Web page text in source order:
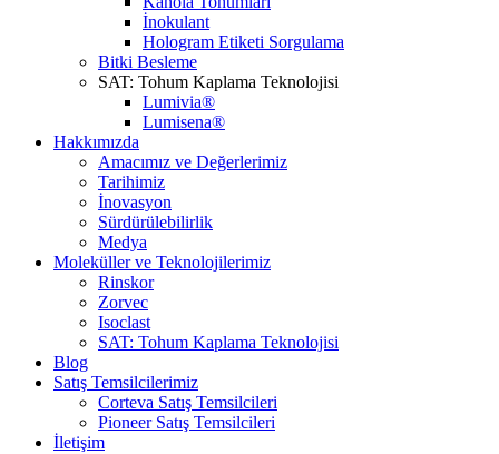
İnokulant
Hologram Etiketi Sorgulama
Bitki Besleme
SAT: Tohum Kaplama Teknolojisi
Lumivia®
Lumisena®
Hakkımızda
Amacımız ve Değerlerimiz
Tarihimiz
İnovasyon
Sürdürülebilirlik
Medya
Moleküller ve Teknolojilerimiz
Rinskor
Zorvec
Isoclast
SAT: Tohum Kaplama Teknolojisi
Blog
Satış Temsilcilerimiz
Corteva Satış Temsilcileri
Pioneer Satış Temsilcileri
İletişim